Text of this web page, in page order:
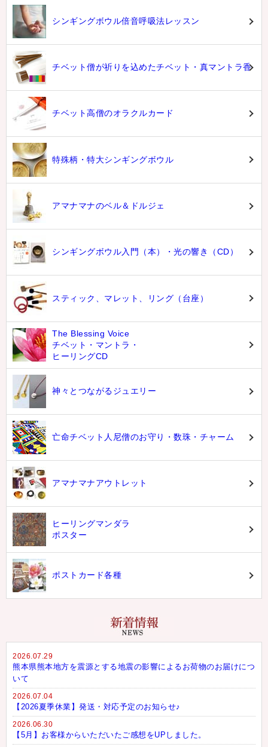
シンギングボウル倍音呼吸法レッスン
チベット僧が祈りを込めたチベット・真マントラ香
チベット高僧のオラクルカード
特殊柄・特大シンギングボウル
アマナマナのベル＆ドルジェ
シンギングボウル入門（本）・光の響き（CD）
スティック、マレット、リング（台座）
The Blessing Voice
チベット・マントラ・
ヒーリングCD
神々とつながるジュエリー
亡命チベット人尼僧のお守り・数珠・チャーム
アマナマナアウトレット
ヒーリングマンダラ
ポスター
ポストカード各種
2026.07.29
熊本県熊本地方を震源とする地震の影響によるお荷物のお届けにつ
いて
2026.07.04
【2026夏季休業】発送・対応予定のお知らせ♪
2026.06.30
【5月】お客様からいただいたご感想をUPしました。